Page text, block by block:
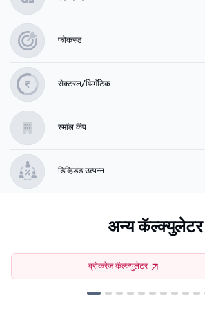
फोकस्ड
सेक्टरल/थिमॅटिक
स्मॉल कॅप
डिव्हिडंड उत्पन्न
अन्य कॅल्क्युलेटर
ब्रोकरेज कॅल्क्युलेटर